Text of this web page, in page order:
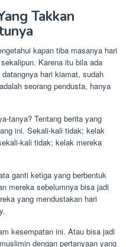
Takkan
kapan tiba masanya hari
Karena itu bila ada
hari kiamat, sudah
seorang pendusta, hanya
tanya? Tentang berita yang
ini. Sekali-kali tidak; kelak
kali tidak; kelak mereka
ganti ketiga yang berbentuk
mereka sebelumnya bisa jadi
yang mendustakan hari
kesempatan ini. Atau bisa jadi
dengan pertanyaan yang